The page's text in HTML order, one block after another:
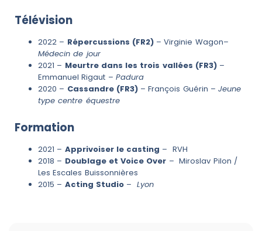
Télévision
2022 – Répercussions (FR2) – Virginie Wagon–
Médecin de jour
2021 – Meurtre dans les trois vallées (FR3) –
Emmanuel Rigaut – Padura
2020 – Cassandre (FR3) – François Guérin –Jeune
type centre équestre
Formation
2021 – Apprivoiser le casting – RVH
2018 – Doublage et Voice Over – Miroslav Pilon /
Les Escales Buissonnières
2015 – Acting Studio – Lyon